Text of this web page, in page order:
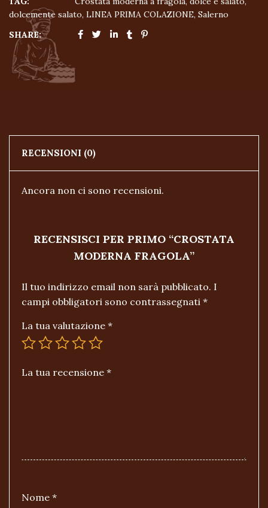
dolcemente salato, LINEA PRIMA COLAZIONE, Salerno
SHARE:
RECENSIONI (0)
Ancora non ci sono recensioni.
RECENSISCI PER PRIMO “CROSTATA
MODERNA FRAGOLA”
Il tuo indirizzo email non sarà pubblicato. I
campi obbligatori sono contrassegnati *
La tua valutazione *
La tua recensione *
Nome *